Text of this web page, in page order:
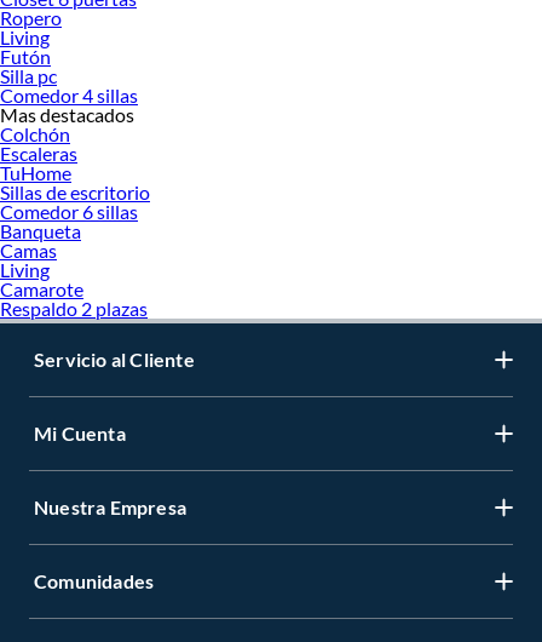
Ropero
Living
Futón
Silla pc
Comedor 4 sillas
Mas destacados
Colchón
Escaleras
TuHome
Sillas de escritorio
Comedor 6 sillas
Banqueta
Camas
Living
Camarote
Respaldo 2 plazas
Servicio al Cliente
Mi Cuenta
Nuestra Empresa
Comunidades